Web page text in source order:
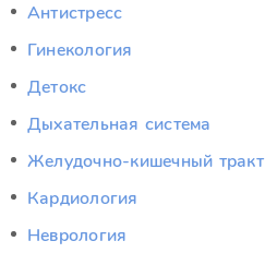
Антистресс
Гинекология
Детокс
Дыхательная система
Желудочно-кишечный тракт
Кардиология
Неврология